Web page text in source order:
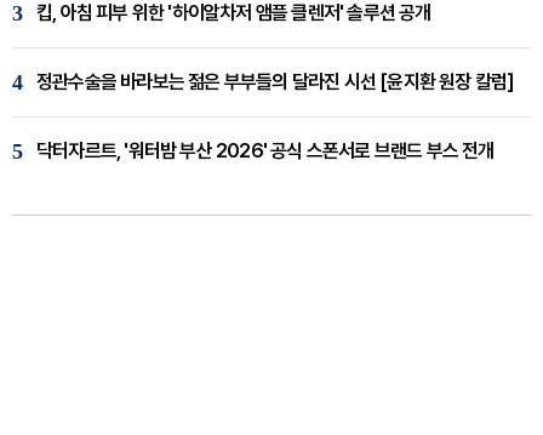
3 킵, 아침 피부 위한 '하이알차저 앰플 클렌저' 솔루션 공개
4 정관수술을 바라보는 젊은 부부들의 달라진 시선 [윤지환 원장 칼럼]
5 닥터자르트, '워터밤 부산 2026' 공식 스폰서로 브랜드 부스 전개